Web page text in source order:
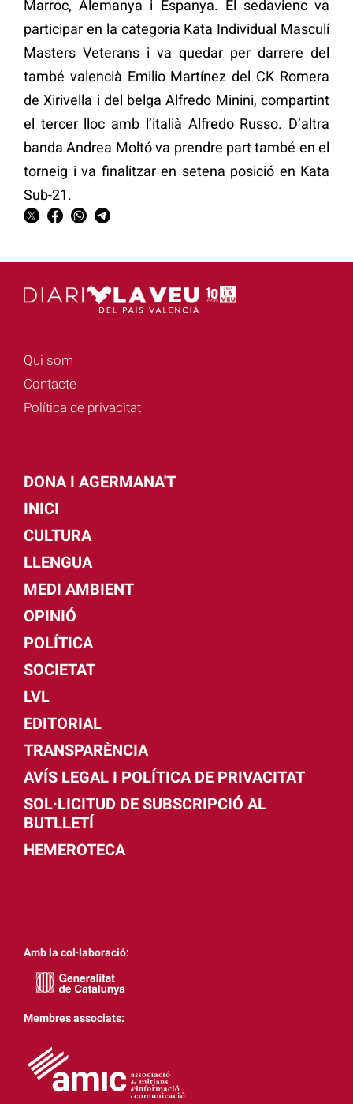
Marroc, Alemanya i Espanya. El sedavienc va
participar en la categoria Kata Individual Masculí
Masters Veterans i va quedar per darrere del
també valencià Emilio Martínez del CK Romera
de Xirivella i del belga Alfredo Minini, compartint
el tercer lloc amb l’italià Alfredo Russo. D’altra
banda Andrea Moltó va prendre part també en el
torneig i va finalitzar en setena posició en Kata
Sub-21.
Qui som
Contacte
Política de privacitat
DONA I AGERMANA'T
INICI
CULTURA
LLENGUA
MEDI AMBIENT
OPINIÓ
POLÍTICA
SOCIETAT
LVL
EDITORIAL
TRANSPARÈNCIA
AVÍS LEGAL I POLÍTICA DE PRIVACITAT
SOL·LICITUD DE SUBSCRIPCIÓ AL
BUTLLETÍ
HEMEROTECA
Amb la col·laboració:
Membres associats: